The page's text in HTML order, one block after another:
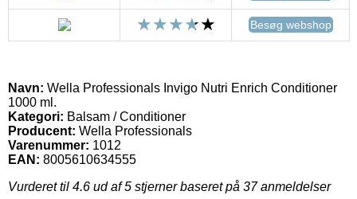
Besøg webshop
Navn: Wella Professionals Invigo Nutri Enrich Conditioner
1000 ml.
Kategori: Balsam / Conditioner
Producent: Wella Professionals
Varenummer: 1012
EAN: 8005610634555
Vurderet til 4.6 ud af 5 stjerner baseret på 37anmeldelser